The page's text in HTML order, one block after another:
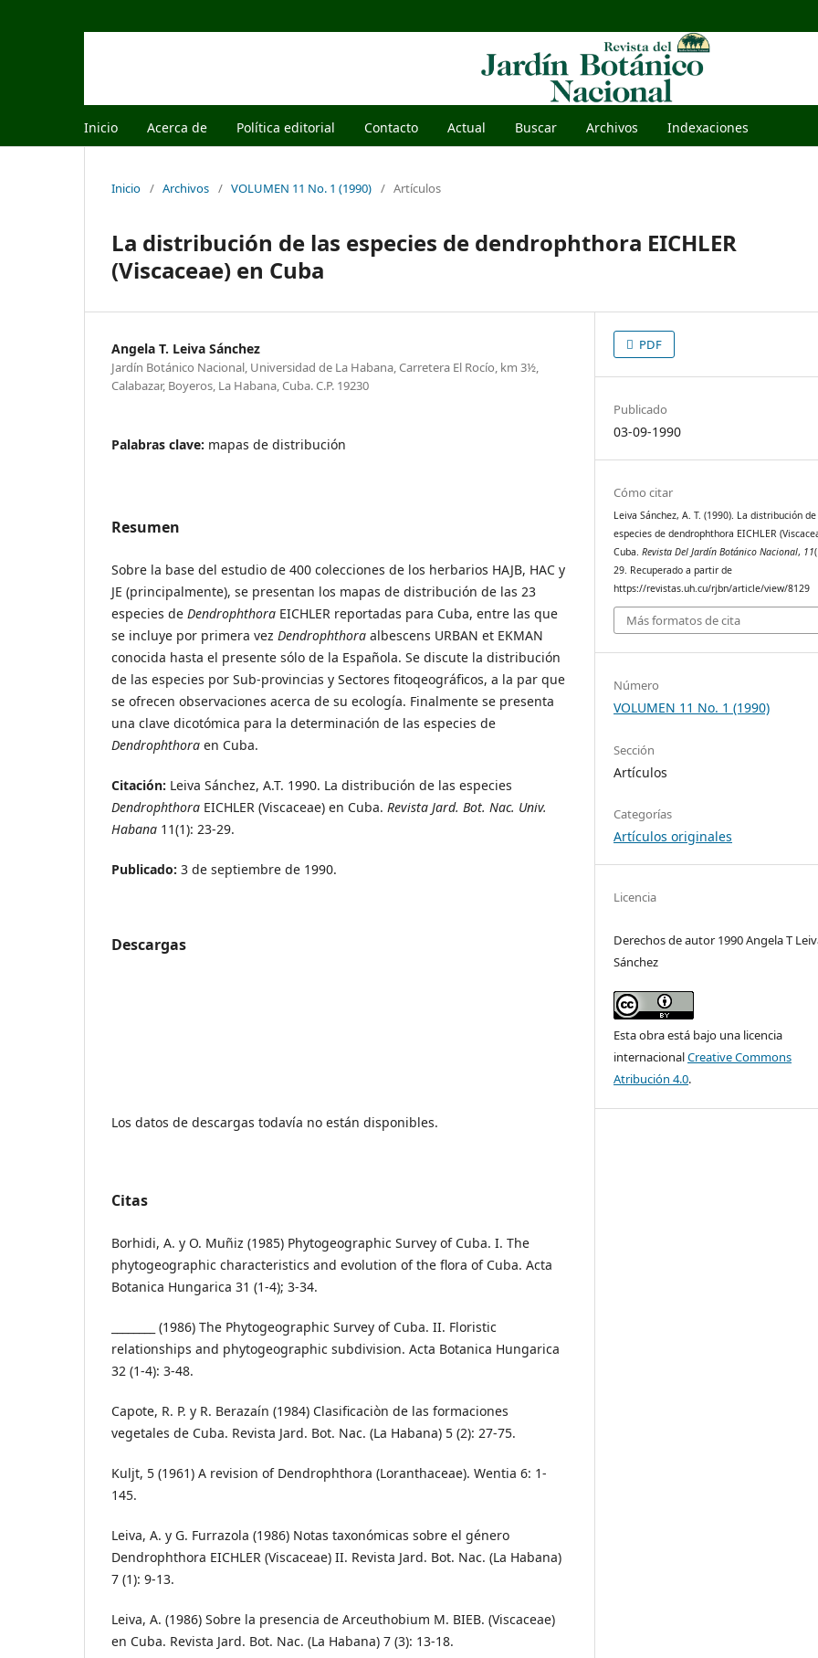
Inicio Acerca de Política editorial Contacto Actual Buscar Archivos Indexaciones
Inicio / Archivos / VOLUMEN 11 No. 1 (1990) / Artículos
La distribución de las especies de dendrophthora EICHLER
(Viscaceae) en Cuba
Angela T. Leiva Sánchez
Jardín Botánico Nacional, Universidad de La Habana, Carretera El Rocío, km 3½,
Calabazar, Boyeros, La Habana, Cuba. C.P. 19230
Palabras clave: mapas de distribución
Resumen
Sobre la base del estudio de 400 colecciones de los herbarios HAJB, HAC y
JE (principalmente), se presentan los mapas de distribución de las 23
especies de Dendrophthora EICHLER reportadas para Cuba, entre las que
se incluye por primera vez Dendrophthora albescens URBAN et EKMAN
conocida hasta el presente sólo de la Española. Se discute la distribución
de las especies por Sub-provincias y Sectores fitoqeográficos, a la par que
se ofrecen observaciones acerca de su ecología. Finalmente se presenta
una clave dicotómica para la determinación de las especies de
Dendrophthora en Cuba.
Citación: Leiva Sánchez, A.T. 1990. La distribución de las especies
Dendrophthora EICHLER (Viscaceae) en Cuba. Revista Jard. Bot. Nac. Univ.
Habana 11(1): 23-29.
Publicado: 3 de septiembre de 1990.
Descargas
Los datos de descargas todavía no están disponibles.
Citas
Borhidi, A. y O. Muñiz (1985) Phytogeographic Survey of Cuba. I. The
phytogeographic characteristics and evolution of the flora of Cuba. Acta
Botanica Hungarica 31 (1-4); 3-34.
________ (1986) The Phytogeographic Survey of Cuba. II. Floristic
relationships and phytogeographic subdivision. Acta Botanica Hungarica
32 (1-4): 3-48.
Capote, R. P. y R. Berazaín (1984) Clasificaciòn de las formaciones
vegetales de Cuba. Revista Jard. Bot. Nac. (La Habana) 5 (2): 27-75.
Kuljt, 5 (1961) A revision of Dendrophthora (Loranthaceae). Wentia 6: 1-
145.
Leiva, A. y G. Furrazola (1986) Notas taxonómicas sobre el género
Dendrophthora EICHLER (Viscaceae) II. Revista Jard. Bot. Nac. (La Habana)
7 (1): 9-13.
Leiva, A. (1986) Sobre la presencia de Arceuthobium M. BIEB. (Viscaceae)
en Cuba. Revista Jard. Bot. Nac. (La Habana) 7 (3): 13-18.
PDF
Publicado
03-09-1990
Cómo citar
Leiva Sánchez, A. T. (1990). La distribución
especies de dendrophthora EICHLER
Cuba.Revista Del Jardín Botánico Nacional, 11
29. Recuperado a partir de
https://revistas.uh.cu/rjbn/article/view/8129
Más formatos de cita
Número
VOLUMEN 11 No. 1 (1990)
Sección
Artículos
Categorías
Artículos originales
Licencia
Derechos de autor 1990 Angela T
Sánchez
Esta obra está bajo una licencia
internacionalCreative Commons
Atribución 4.0.